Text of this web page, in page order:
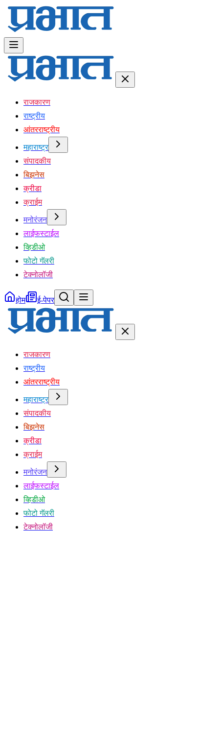
राजकारण
राष्ट्रीय
आंतरराष्ट्रीय
महाराष्ट्र
संपादकीय
बिझनेस
क्रीडा
क्राईम
मनोरंजन
लाईफस्टाईल
व्हिडीओ
फोटो गॅलरी
टेक्नोलॉजी
होम ई-पेपर
राजकारण
राष्ट्रीय
आंतरराष्ट्रीय
महाराष्ट्र
संपादकीय
बिझनेस
क्रीडा
क्राईम
मनोरंजन
लाईफस्टाईल
व्हिडीओ
फोटो गॅलरी
टेक्नोलॉजी